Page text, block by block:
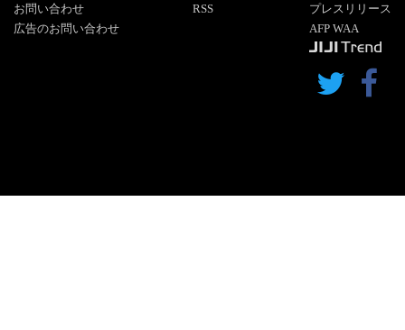
お問い合わせ
広告のお問い合わせ
RSS
プレスリリース
AFP WAA